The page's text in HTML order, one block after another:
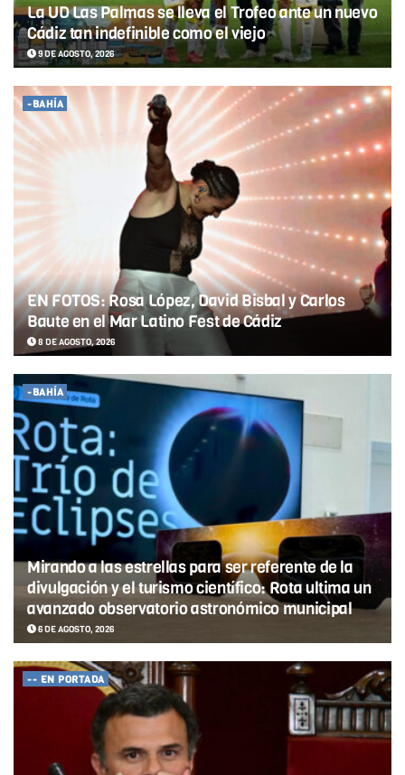
La UD Las Palmas se lleva el Trofeo ante un nuevo
Cádiz tan indefinible como el viejo
9 DE AGOSTO, 2026
-BAHÍA
EN FOTOS: Rosa López, David Bisbal y Carlos
Baute en el Mar Latino Fest de Cádiz
8 DE AGOSTO, 2026
-BAHÍA
Mirando a las estrellas para ser referente de la
divulgación y el turismo científico: Rota ultima un
avanzado observatorio astronómico municipal
6 DE AGOSTO, 2026
-- EN PORTADA